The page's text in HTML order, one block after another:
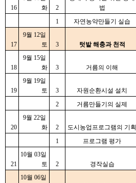
16
화
2
법
1
자연농약만들기 실습
17
9월 12일
토
3 텃밭 해충과 천적
18
9월 15일
화
3 거름의 이해
19
9월 19일
토
3 자원순환시설 설치
2
거름만들기의 실제
20
9월 22일
화
2 도시농업프로그램의 기획
1
프로그램 평가
21
10월 03일
토
2 경작실습
10월 06일